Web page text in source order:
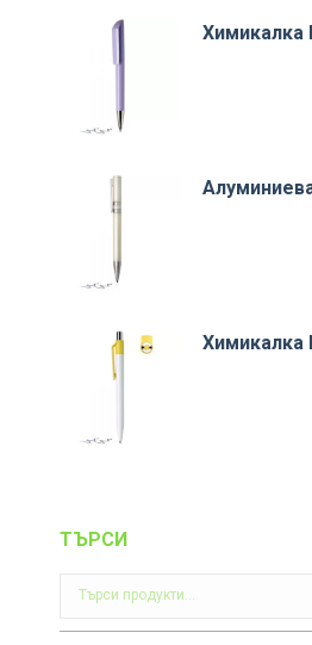
Химикалка
Химикалка
ТЪРСИ